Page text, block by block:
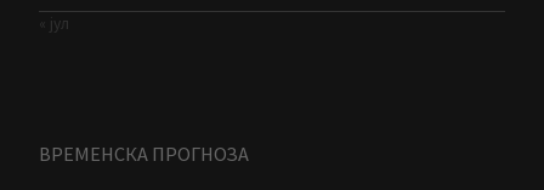
« јул
ВРЕМЕНСКА ПРОГНОЗА